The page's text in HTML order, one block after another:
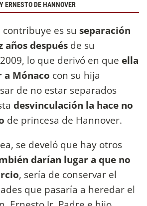
ERNESTO DE HANNOVER
es su separación
años después de su
lo que derivó en que ella
Mónaco con su hija
de no estar separados
desvinculación la hace no
de princesa de Hannover.
se develó que hay otros
darían lugar a que no
, sería de conservar el
que pasaría a heredar el